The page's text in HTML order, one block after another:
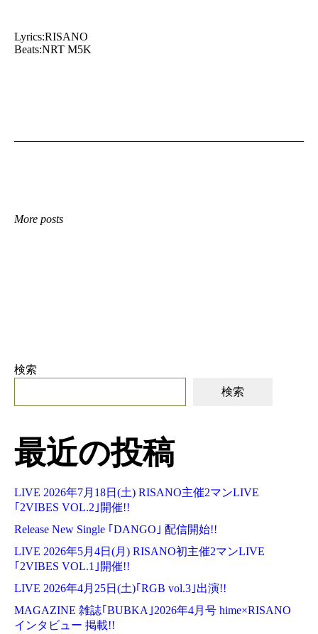
Lyrics:RISANO
Beats:NRT M5K
More posts
検索
検索
最近の投稿
LIVE 2026年7月18日(土) RISANO主催2マンLIVE
｢2VIBES VOL.2｣開催!!
Release New Single ｢DANGO｣ 配信開始!!
LIVE 2026年5月4日(月) RISANO初主催2マンLIVE
｢2VIBES VOL.1｣開催!!
LIVE 2026年4月25日(土)｢RGB vol.3｣出演!!
MAGAZINE 雑誌｢BUBKA｣2026年4月号 hime×RISANO
インタビュー 掲載!!